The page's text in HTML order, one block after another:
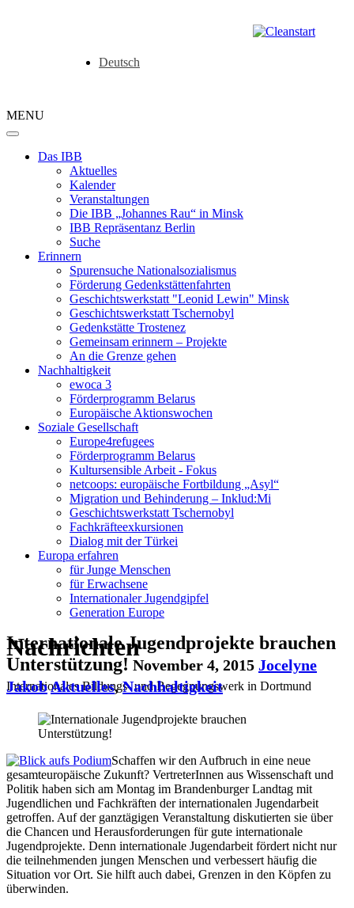
Deutsch
MENU
Das IBB
Aktuelles
Kalender
Veranstaltungen
Die IBB „Johannes Rau“ in Minsk
IBB Repräsentanz Berlin
Suche
Erinnern
Spurensuche Nationalsozialismus
Förderung Gedenkstättenfahrten
Geschichtswerkstatt "Leonid Lewin" Minsk
Geschichtswerkstatt Tschernobyl
Gedenkstätte Trostenez
Gemeinsam erinnern – Projekte
An die Grenze gehen
Nachhaltigkeit
ewoca 3
Förderprogramm Belarus
Europäische Aktionswochen
Soziale Gesellschaft
Europe4refugees
Förderprogramm Belarus
Kultursensible Arbeit - Fokus
netcoops: europäische Fortbildung „Asyl“
Migration und Behinderung – Inklud:Mi
Geschichtswerkstatt Tschernobyl
Fachkräfteexkursionen
Dialog mit der Türkei
Europa erfahren
für Junge Menschen
für Erwachsene
Internationaler Jugendgipfel
Generation Europe
Nachrichten
Internationales Bildungs- und Begegnungswerk in Dortmund
Internationale Jugendprojekte brauchen
Unterstützung! November 4, 2015 Jocelyne
JakobAktuelles,Nachhaltigkeit
Schaffen wir den Aufbruch in eine neue
gesamteuropäische Zukunft? VertreterInnen aus Wissenschaft und
Politik haben sich am Montag im Brandenburger Landtag mit
Jugendlichen und Fachkräften der internationalen Jugendarbeit
getroffen. Auf der ganztägigen Veranstaltung diskutierten sie über
die Chancen und Herausforderungen für gute internationale
Jugendprojekte. Denn internationale Jugendarbeit fördert nicht nur
die teilnehmenden jungen Menschen und verbessert häufig die
Situation vor Ort. Sie hilft auch dabei, Grenzen in den Köpfen zu
überwinden.